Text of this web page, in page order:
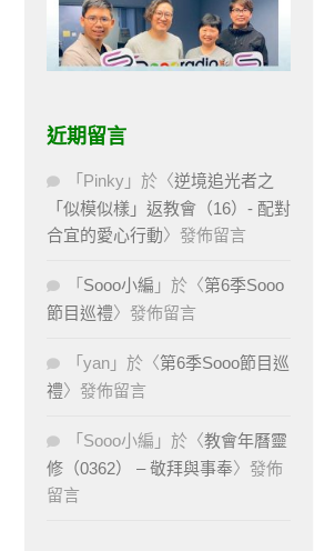
近期留言
「 Pinky 」於〈逆境追光者之
「似模似樣」返教會（16）- 配對
合宜的愛心行動〉發佈留言
「 Sooo小編 」於〈第6季Sooo
節目巡禮〉發佈留言
「 yan 」於〈第6季Sooo節目巡
禮〉發佈留言
「 Sooo小編 」於〈教會年曆靈
修（0362） – 敬拜與事奉〉發佈
留言